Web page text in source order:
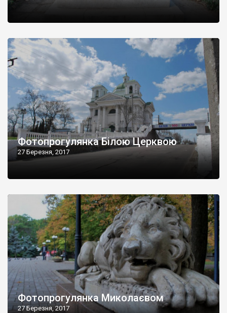
Фотопрогулянка Білою Церквою
27 Березня, 2017
Фотопрогулянка Миколаєвом
27 Березня, 2017